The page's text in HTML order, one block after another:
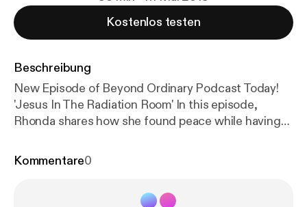
Kostenlos testen
Beschreibung
New Episode of Beyond Ordinary Podcast Today!
'Jesus In The Radiation Room' In this episode,
Rhonda shares how she found peace while having
Don't miss it! Share with friends! Click on the
Kommentare0